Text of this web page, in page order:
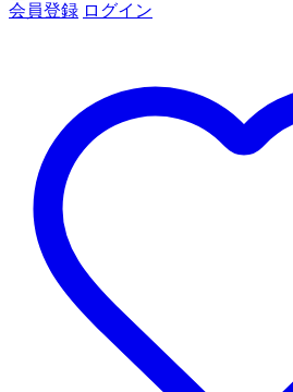
会員登録 ログイン